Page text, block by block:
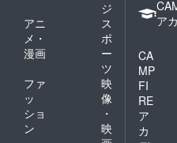
ジ
アニ
メ・
漫画
ス
ポ
ー
ツ
ファ
ッ
ショ
ン
映
像
・
映
ア
CA
MP
FI
RE
ア
カ